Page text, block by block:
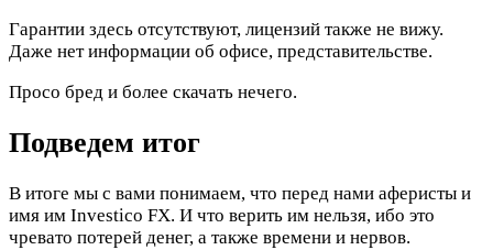
Гарантии здесь отсутствуют, лицензий также не вижу.
Даже нет информации об офисе, представительстве.
Просо бред и более скачать нечего.
Подведем итог
В итоге мы с вами понимаем, что перед нами аферисты и
имя им Investico FX. И что верить им нельзя, ибо это
чревато потерей денег, а также времени и нервов.